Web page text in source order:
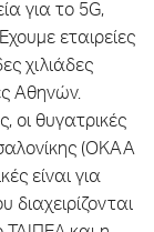
για το 5G,
εταιρείες
χιλιάδες
Αθηνών.
οι θυγατρικές
(ΟΚΑΑ
είναι για
διαχειρίζονται